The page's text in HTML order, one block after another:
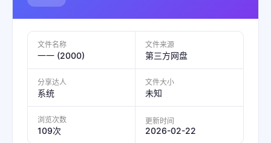
文件名称
一一 (2000)
文件来源
第三方网盘
分享达人
系统
文件大小
未知
浏览次数
109次
更新时间
2026-02-22